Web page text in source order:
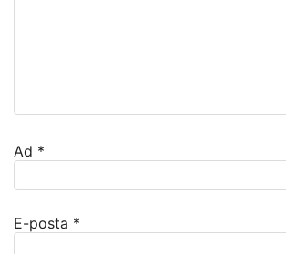
Ad *
E-posta *